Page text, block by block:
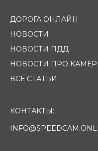
ДОРОГА ОНЛАЙН
НОВОСТИ
НОВОСТИ ПДД
НОВОСТИ ПРО
ВСЕ СТАТЬИ
КОНТАКТЫ: